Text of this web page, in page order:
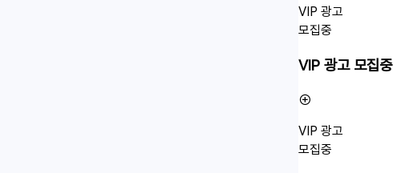
VIP 광고
모집중
VIP 광고 모집중
VIP 광고
모집중